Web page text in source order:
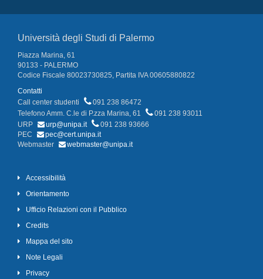
Università degli Studi di Palermo
Piazza Marina, 61
90133 - PALERMO
Codice Fiscale 80023730825, Partita IVA 00605880822
Contatti
Call center studenti
091 238 86472
Telefono Amm. C.le di P.zza Marina, 61
091 238 93011
URP
urp@unipa.it
091 238 93666
PEC
pec@cert.unipa.it
Webmaster
webmaster@unipa.it
Accessibilità
Orientamento
Ufficio Relazioni con il Pubblico
Credits
Mappa del sito
Note Legali
Privacy